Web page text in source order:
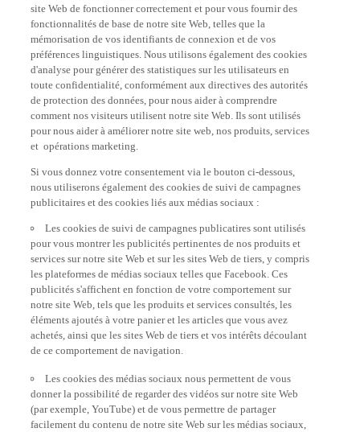
site Web de fonctionner correctement et pour vous fournir des
fonctionnalités de base de notre site Web, telles que la
mémorisation de vos identifiants de connexion et de vos
préférences linguistiques. Nous utilisons également des cookies
d'analyse pour générer des statistiques sur les utilisateurs en
toute confidentialité, conformément aux directives des autorités
de protection des données, pour nous aider à comprendre
comment nos visiteurs utilisent notre site Web. Ils sont utilisés
pour nous aider à améliorer notre site web, nos produits, services
et opérations marketing.
Si vous donnez votre consentement via le bouton ci-dessous,
nous utiliserons également des cookies de suivi de campagnes
publicitaires et des cookies liés aux médias sociaux :
Les cookies de suivi de campagnes publicatires sont utilisés
pour vous montrer les publicités pertinentes de nos produits et
services sur notre site Web et sur les sites Web de tiers, y compris
les plateformes de médias sociaux telles que Facebook. Ces
publicités s'affichent en fonction de votre comportement sur
notre site Web, tels que les produits et services consultés, les
éléments ajoutés à votre panier et les articles que vous avez
achetés, ainsi que les sites Web de tiers et vos intérêts découlant
de ce comportement de navigation.
Les cookies des médias sociaux nous permettent de vous
donner la possibilité de regarder des vidéos sur notre site Web
(par exemple, YouTube) et de vous permettre de partager
facilement du contenu de notre site Web sur les médias sociaux,